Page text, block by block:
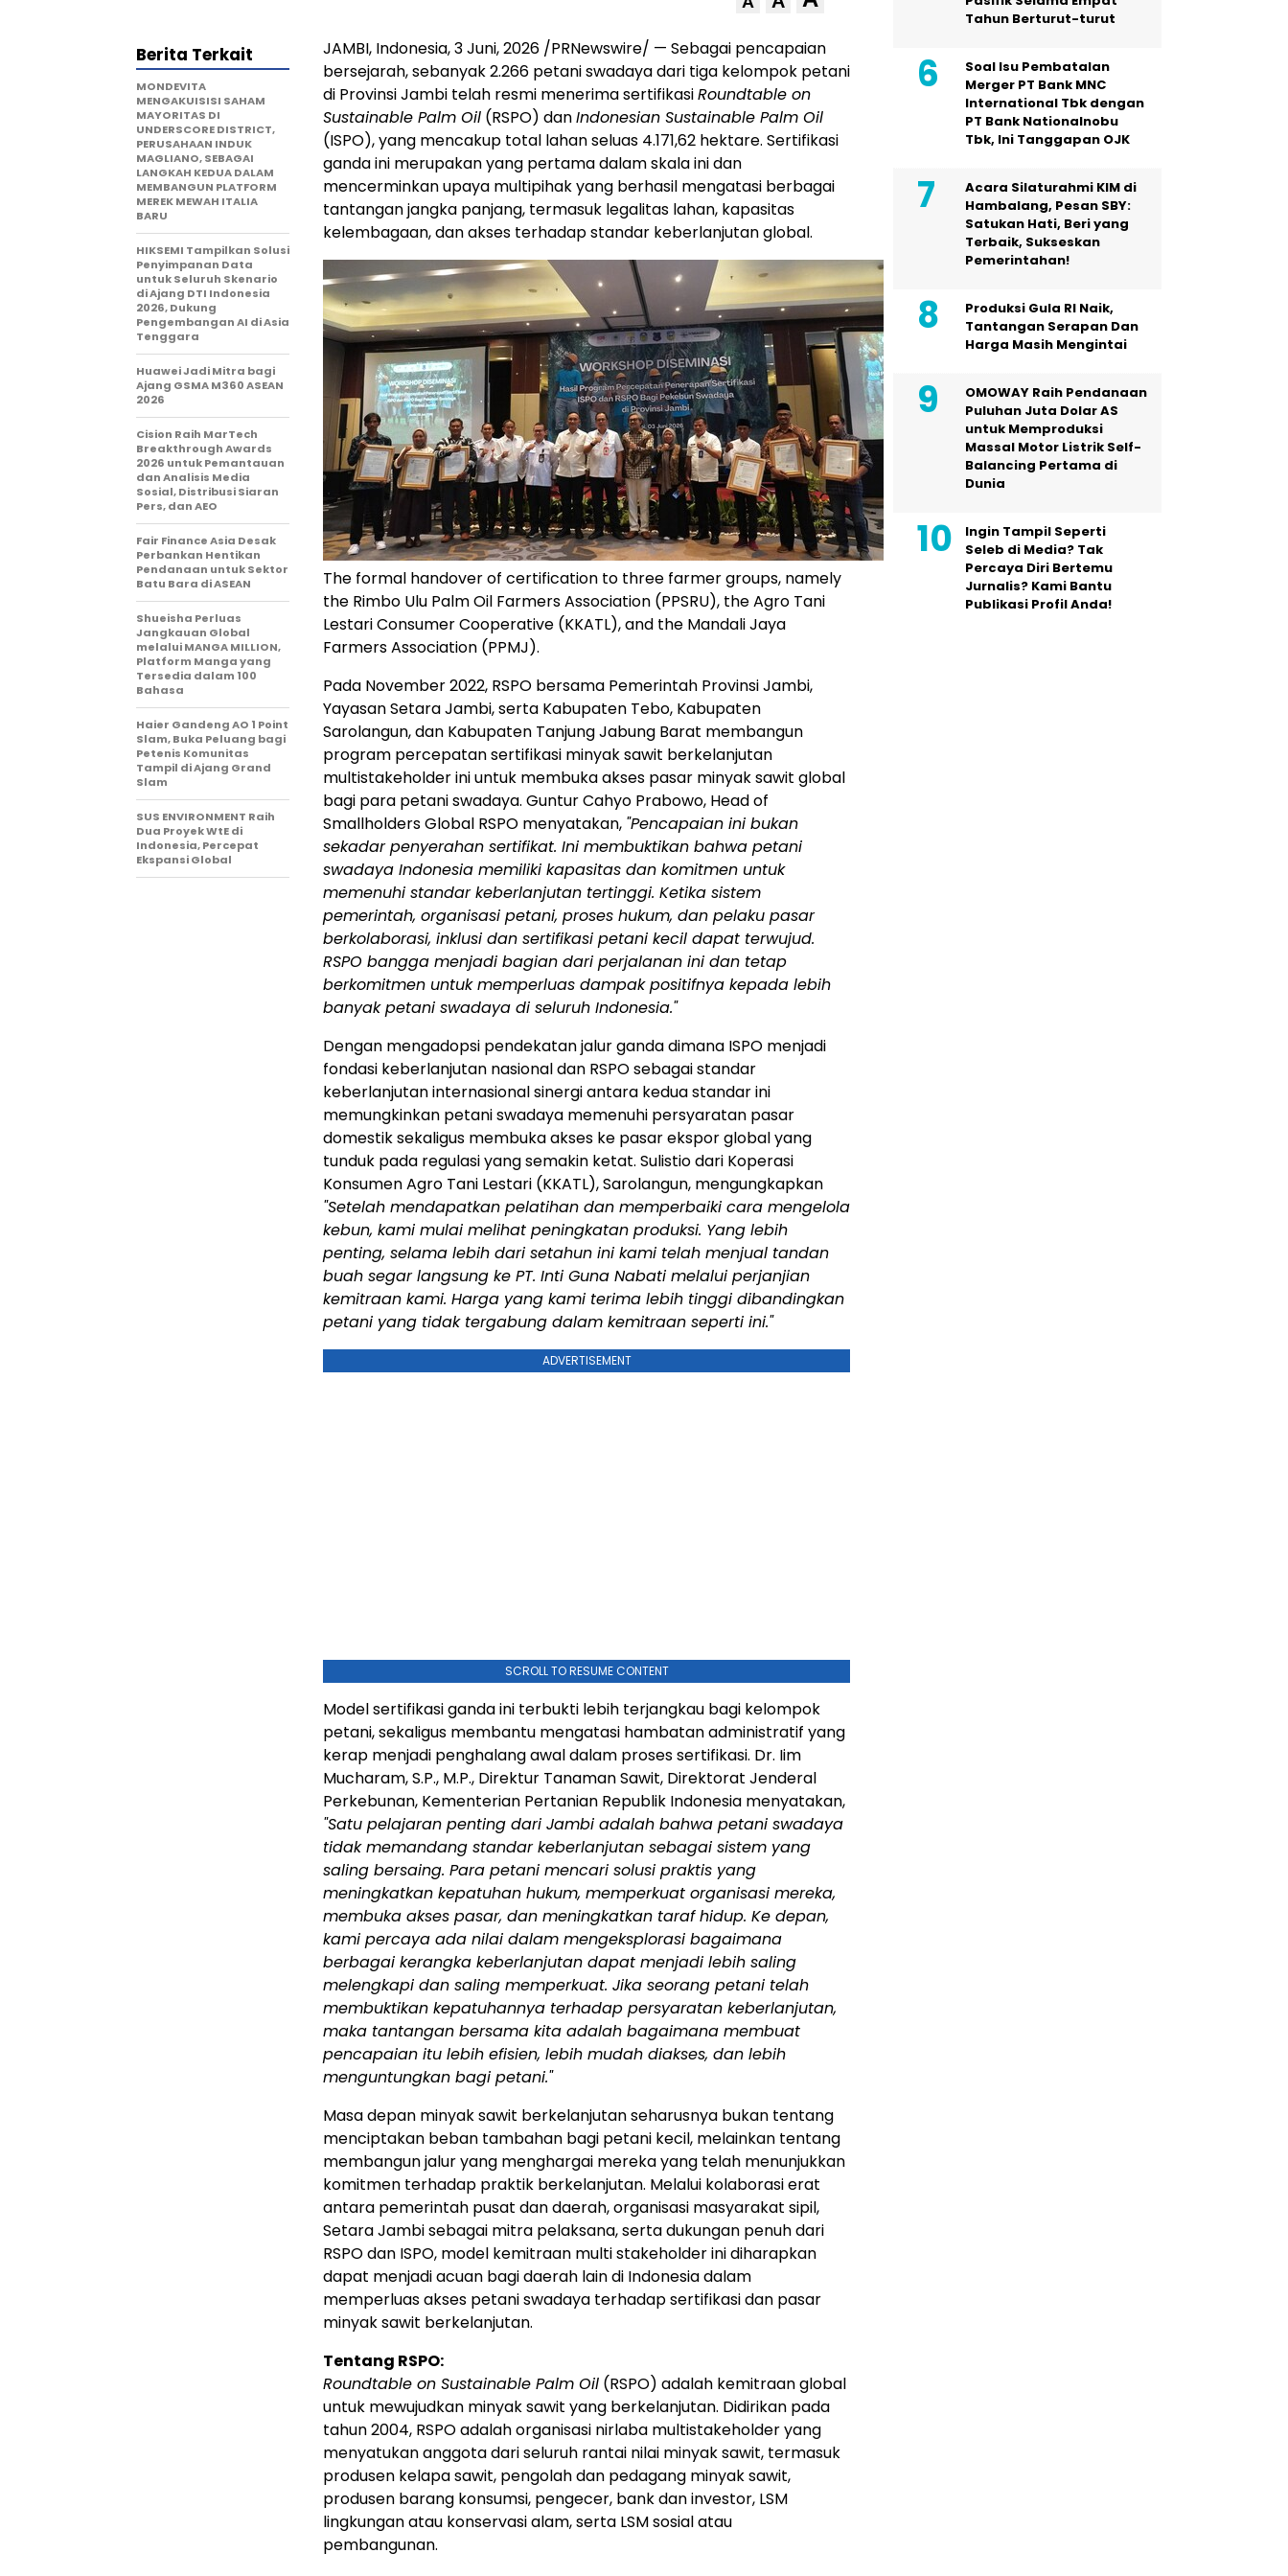
JAMBI, Indonesia,3 Juni, 2026 /PRNewswire/ — Sebagai pencapaian
bersejarah, sebanyak 2.266 petani swadaya dari tiga kelompok petani
di Provinsi Jambi telah resmi menerima sertifikasiRoundtable on
Sustainable Palm Oil (RSPO) danIndonesian Sustainable Palm Oil
(ISPO), yang mencakup total lahan seluas 4.171,62 hektare. Sertifikasi
ganda ini merupakan yang pertama dalam skala ini dan
mencerminkan upaya multipihak yang berhasil mengatasi berbagai
tantangan jangka panjang, termasuk legalitas lahan, kapasitas
kelembagaan, dan akses terhadap standar keberlanjutan global.
The formal handover of certification to three farmer groups, namely
the Rimbo Ulu Palm Oil Farmers Association (PPSRU), the Agro Tani
Lestari Consumer Cooperative (KKATL), and the Mandali Jaya
Farmers Association (PPMJ).
Pada November 2022, RSPO bersama Pemerintah Provinsi Jambi,
Yayasan Setara Jambi, serta Kabupaten Tebo, Kabupaten
Sarolangun, dan Kabupaten Tanjung Jabung Barat membangun
program percepatan sertifikasi minyak sawit berkelanjutan
multistakeholder ini untuk membuka akses pasar minyak sawit global
bagi para petani swadaya. Guntur Cahyo Prabowo, Head of
Smallholders Global RSPO menyatakan, "Pencapaian ini bukan
sekadar penyerahan sertifikat. Ini membuktikan bahwa petani
swadaya Indonesia memiliki kapasitas dan komitmen untuk
memenuhi standar keberlanjutan tertinggi. Ketika sistem
pemerintah, organisasi petani, proses hukum, dan pelaku pasar
berkolaborasi, inklusi dan sertifikasi petani kecil dapat terwujud.
RSPO bangga menjadi bagian dari perjalanan ini dan tetap
berkomitmen untuk memperluas dampak positifnya kepada lebih
banyak petani swadaya di seluruh Indonesia."
Dengan mengadopsi pendekatan jalur ganda dimana ISPO menjadi
fondasi keberlanjutan nasional dan RSPO sebagai standar
keberlanjutan internasional sinergi antara kedua standar ini
memungkinkan petani swadaya memenuhi persyaratan pasar
domestik sekaligus membuka akses ke pasar ekspor global yang
tunduk pada regulasi yang semakin ketat. Sulistio dari Koperasi
Konsumen Agro Tani Lestari (KKATL), Sarolangun, mengungkapkan
"Setelah mendapatkan pelatihan dan memperbaiki cara mengelola
kebun, kami mulai melihat peningkatan produksi. Yang lebih
penting, selama lebih dari setahun ini kami telah menjual tandan
buah segar langsung ke PT. Inti Guna Nabati melalui perjanjian
kemitraan kami. Harga yang kami terima lebih tinggi dibandingkan
petani yang tidak tergabung dalam kemitraan seperti ini."
ADVERTISEMENT
SCROLL TO RESUME CONTENT
Model sertifikasi ganda ini terbukti lebih terjangkau bagi kelompok
petani, sekaligus membantu mengatasi hambatan administratif yang
kerap menjadi penghalang awal dalam proses sertifikasi. Dr. Iim
Mucharam, S.P., M.P., Direktur Tanaman Sawit, Direktorat Jenderal
Perkebunan, Kementerian Pertanian Republik Indonesia menyatakan,
"Satu pelajaran penting dari Jambi adalah bahwa petani swadaya
tidak memandang standar keberlanjutan sebagai sistem yang
saling bersaing. Para petani mencari solusi praktis yang
meningkatkan kepatuhan hukum, memperkuat organisasi mereka,
membuka akses pasar, dan meningkatkan taraf hidup. Ke depan,
kami percaya ada nilai dalam mengeksplorasi bagaimana
berbagai kerangka keberlanjutan dapat menjadi lebih saling
melengkapi dan saling memperkuat. Jika seorang petani telah
membuktikan kepatuhannya terhadap persyaratan keberlanjutan,
maka tantangan bersama kita adalah bagaimana membuat
pencapaian itu lebih efisien, lebih mudah diakses, dan lebih
menguntungkan bagi petani."
Masa depan minyak sawit berkelanjutan seharusnya bukan tentang
menciptakan beban tambahan bagi petani kecil, melainkan tentang
membangun jalur yang menghargai mereka yang telah menunjukkan
komitmen terhadap praktik berkelanjutan. Melalui kolaborasi erat
antara pemerintah pusat dan daerah, organisasi masyarakat sipil,
Setara Jambi sebagai mitra pelaksana, serta dukungan penuh dari
RSPO dan ISPO, model kemitraan multi stakeholder ini diharapkan
dapat menjadi acuan bagi daerah lain di Indonesia dalam
memperluas akses petani swadaya terhadap sertifikasi dan pasar
minyak sawit berkelanjutan.
Tentang RSPO:
Roundtable on Sustainable Palm Oil (RSPO) adalah kemitraan global
untuk mewujudkan minyak sawit yang berkelanjutan. Didirikan pada
tahun 2004, RSPO adalah organisasi nirlaba multistakeholder yang
menyatukan anggota dari seluruh rantai nilai minyak sawit, termasuk
produsen kelapa sawit, pengolah dan pedagang minyak sawit,
produsen barang konsumsi, pengecer, bank dan investor, LSM
lingkungan atau konservasi alam, serta LSM sosial atau
pembangunan.
Berita Terkait
MONDEVITA
MENGAKUISISI SAHAM
MAYORITAS DI
UNDERSCORE DISTRICT,
PERUSAHAAN INDUK
MAGLIANO, SEBAGAI
LANGKAH KEDUA DALAM
MEMBANGUN PLATFORM
MEREK MEWAH ITALIA
BARU
HIKSEMI Tampilkan Solusi
Penyimpanan Data
untuk Seluruh Skenario
di Ajang DTI Indonesia
2026, Dukung
Pengembangan AI di Asia
Tenggara
Huawei Jadi Mitra bagi
Ajang GSMA M360 ASEAN
2026
Cision Raih MarTech
Breakthrough Awards
2026 untuk Pemantauan
dan Analisis Media
Sosial, Distribusi Siaran
Pers, dan AEO
Fair Finance Asia Desak
Perbankan Hentikan
Pendanaan untuk Sektor
Batu Bara di ASEAN
Shueisha Perluas
Jangkauan Global
melalui MANGA MILLION,
Platform Manga yang
Tersedia dalam 100
Bahasa
Haier Gandeng AO 1 Point
Slam, Buka Peluang bagi
Petenis Komunitas
Tampil di Ajang Grand
Slam
SUS ENVIRONMENT Raih
Dua Proyek WtE di
Indonesia, Percepat
Ekspansi Global
Tahun Berturut-turut
Soal Isu Pembatalan
Merger PT Bank MNC
International Tbk dengan
PT Bank Nationalnobu
Tbk, Ini Tanggapan OJK
Acara Silaturahmi KIM di
Hambalang, Pesan SBY:
Satukan Hati, Beri yang
Terbaik, Sukseskan
Pemerintahan!
Produksi Gula RI Naik,
Tantangan Serapan Dan
Harga Masih Mengintai
OMOWAY Raih Pendanaan
Puluhan Juta Dolar AS
untuk Memproduksi
Massal Motor Listrik Self-
Balancing Pertama di
Dunia
Ingin Tampil Seperti
Seleb di Media? Tak
Percaya Diri Bertemu
Jurnalis? Kami Bantu
Publikasi Profil Anda!